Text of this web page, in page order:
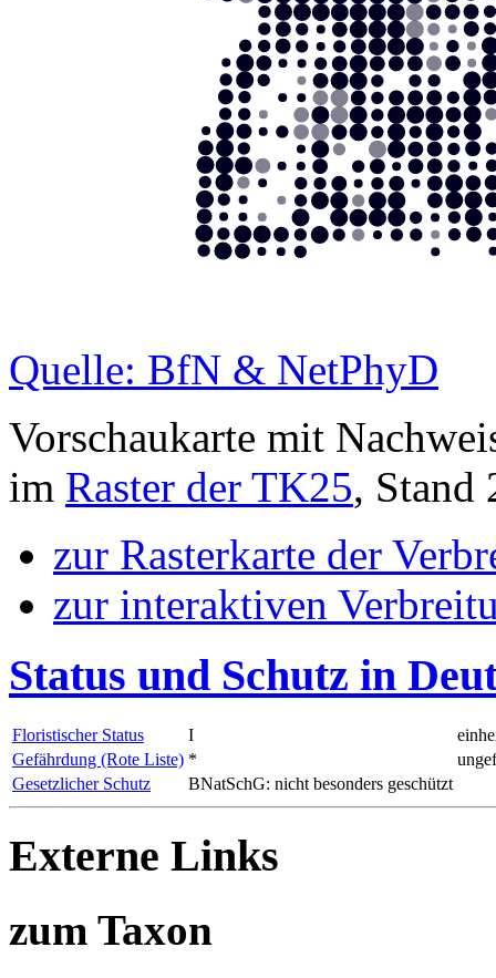
Quelle: BfN & NetPhyD
Vorschaukarte mit
im Raster der TK25, Stand
zur Rasterkarte der
zur interaktiven
Status und Schutz in
Floristischer Status I
Gefährdung (Rote Liste) *
Gesetzlicher Schutz
BNatSchG: nicht besonders geschützt
Externe Links
zum Taxon